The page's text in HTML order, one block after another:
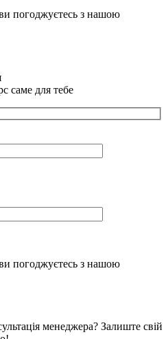
погоджуєтесь з нашою
саме для тебе
погоджуєтесь з нашою
менеджера? Залиште свій